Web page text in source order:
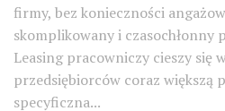
firmy, bez konieczności
skomplikowany i czasochłonny
Leasing pracowniczy cieszy się
przedsiębiorców coraz większą
specyficzna...